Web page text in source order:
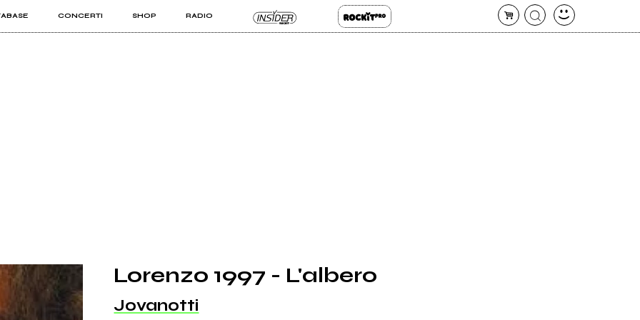
CONCERTI SHOP RADIO
PRO
Lorenzo 1997 - L'albero
Jovanotti